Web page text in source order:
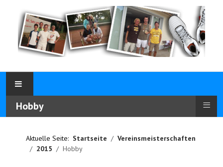
Hobby ≡
Aktuelle Seite: Startseite
Vereinsmeisterschaften
2015
Hobby